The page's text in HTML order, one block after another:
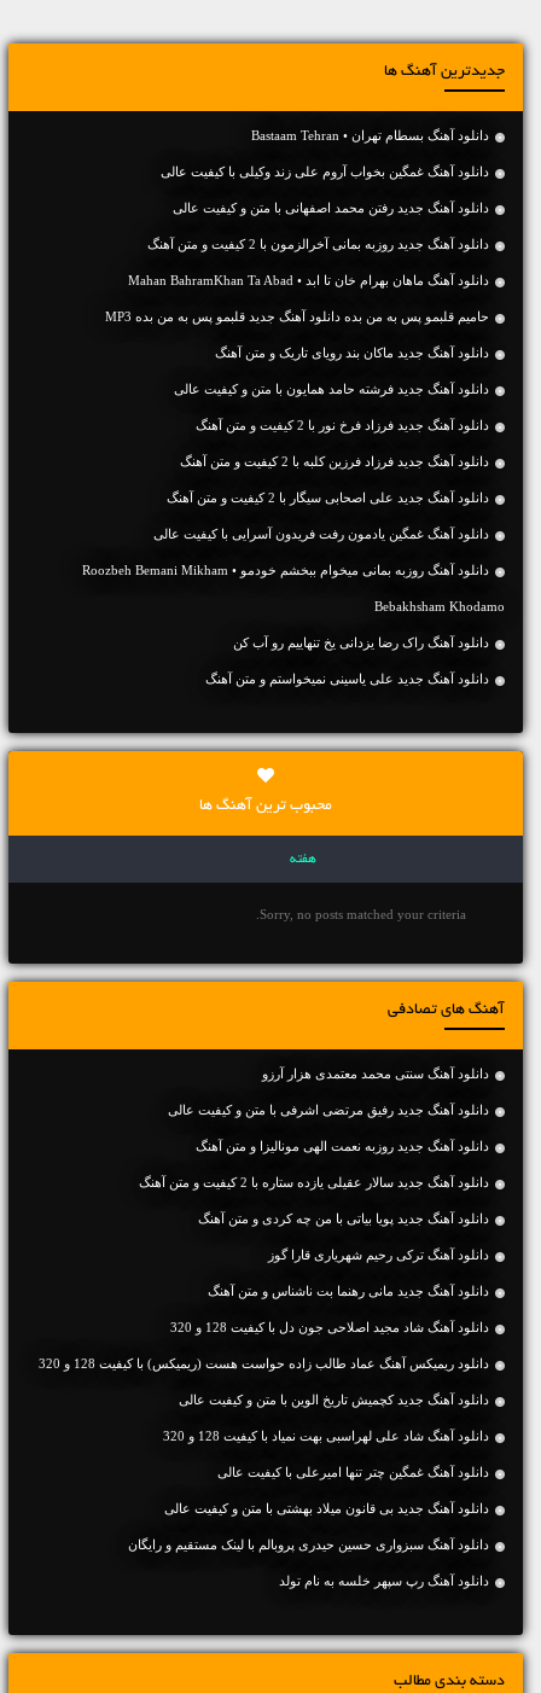
جدیدترین آهنگ ها
دانلود آهنگ بسطام تهران • Bastaam Tehran
دانلود آهنگ غمگین بخواب آروم علی زند وکیلی با کیفیت عالی
دانلود آهنگ جديد رفتن محمد اصفهانی با متن و کیفیت عالی
دانلود آهنگ جديد روزبه بمانی آخرالزمون با 2 کیفیت و متن آهنگ
دانلود آهنگ ماهان بهرام خان تا ابد • Mahan BahramKhan Ta Abad
حامیم قلبمو پس به من بده دانلود آهنگ جدید قلبمو پس به من بده MP3
دانلود آهنگ جديد ماکان بند رویای تاریک و متن آهنگ
دانلود آهنگ جديد فرشته حامد همایون با متن و کیفیت عالی
دانلود آهنگ جديد فرزاد فرخ نور با 2 کیفیت و متن آهنگ
دانلود آهنگ جديد فرزاد فرزین کلبه با 2 کیفیت و متن آهنگ
دانلود آهنگ جديد علی اصحابی سیگار با 2 کیفیت و متن آهنگ
دانلود آهنگ غمگین یادمون رفت فریدون آسرایی با کیفیت عالی
دانلود آهنگ روزبه بمانی میخوام ببخشم خودمو • Roozbeh Bemani Mikham
Bebakhsham Khodamo
دانلود آهنگ راک رضا یزدانی یخ تنهاییم رو آب کن
دانلود آهنگ جديد علی یاسینی نمیخواستم و متن آهنگ
محبوب ترین آهنگ ها
هفته
Sorry, no posts matched your criteria.
آهنگ های تصادفی
دانلود آهنگ سنتی محمد معتمدی هزار آرزو
دانلود آهنگ جديد رفیق مرتضی اشرفی با متن و کیفیت عالی
دانلود آهنگ جديد روزبه نعمت الهی مونالیزا و متن آهنگ
دانلود آهنگ جديد سالار عقیلی یازده ستاره با 2 کیفیت و متن آهنگ
دانلود آهنگ جديد پویا بیاتی با من چه کردی و متن آهنگ
دانلود آهنگ ترکی رحیم شهریاری قارا گوز
دانلود آهنگ جديد مانی رهنما بت ناشناس و متن آهنگ
دانلود آهنگ شاد مجید اصلاحی جون دل با کیفیت 128 و 320
دانلود ریمیکس آهنگ عماد طالب زاده حواست هست (ریمیکس) با کیفیت 128 و 320
دانلود آهنگ جديد کچمیش تاریخ الوین با متن و کیفیت عالی
دانلود آهنگ شاد علی لهراسبی بهت نمیاد با کیفیت 128 و 320
دانلود آهنگ غمگین چتر تنها امیرعلی با کیفیت عالی
دانلود آهنگ جديد بی قانون میلاد بهشتی با متن و کیفیت عالی
دانلود آهنگ سبزواری حسین حیدری پروبالم با لینک مستقیم و رایگان
دانلود آهنگ رپ سپهر خلسه به نام تولد
دسته بندی مطالب